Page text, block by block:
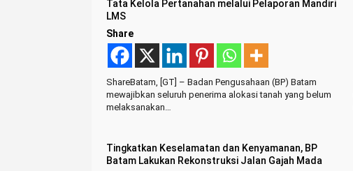
Tata Kelola Pertanahan melalui Pelaporan Mandiri
LMS
Share
ShareBatam, [GT] – Badan Pengusahaan (BP) Batam
mewajibkan seluruh penerima alokasi tanah yang belum
melaksanakan…
Tingkatkan Keselamatan dan Kenyamanan, BP
Batam Lakukan Rekonstruksi Jalan Gajah Mada